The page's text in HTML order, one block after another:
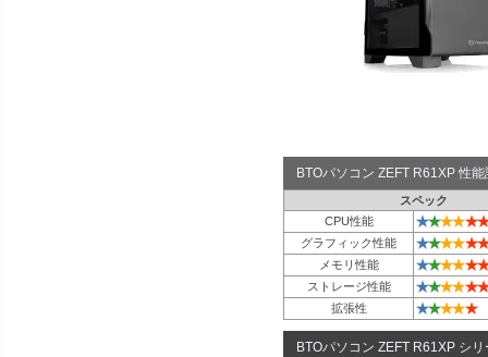
BTOパソコン ZEFT R61XP 性
スペック
CPU性能
★★★★★★
グラフィック性能 ★★★★★★
メモリ性能 ★★★★★★
ストレージ性能 ★★★★★★
拡張性 ★★★★★
BTOパソコン ZEFT R61XP シリ